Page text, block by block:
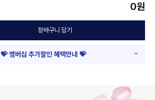
0원
장바구니 담기
💝 멤버십 추가할인 혜택안내 💝